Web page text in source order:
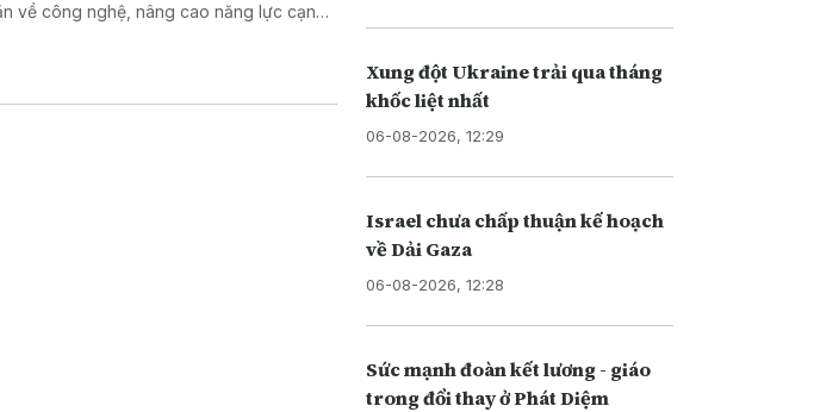
về công nghệ, nâng cao năng lực cạnh
Xung đột Ukraine trải qua tháng
khốc liệt nhất
06-08-2026, 12:29
Israel chưa chấp thuận kế hoạch
về Dải Gaza
06-08-2026, 12:28
Sức mạnh đoàn kết lương - giáo
trong đổi thay ở Phát Diệm